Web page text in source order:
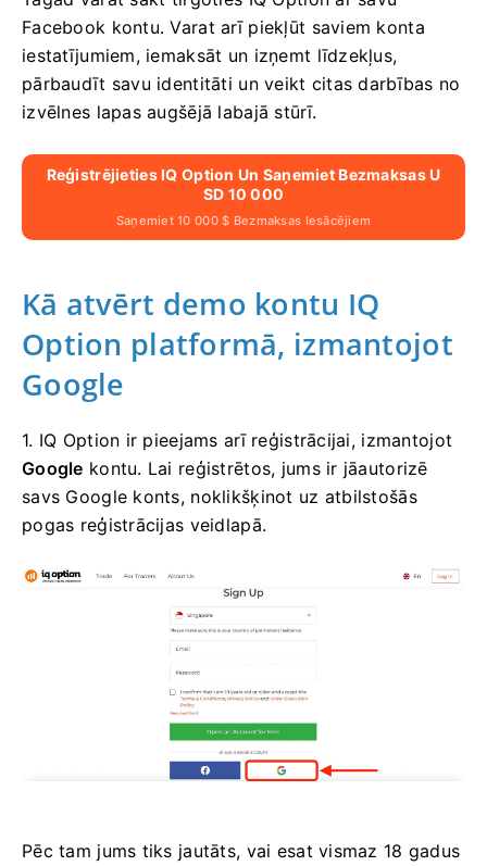
Facebook kontu. Varat arī piekļūt saviem konta
iestatījumiem, iemaksāt un izņemt līdzekļus,
pārbaudīt savu identitāti un veikt citas darbības no
izvēlnes lapas augšējā labajā stūrī.
Reģistrējieties IQ Option Un Saņemiet Bezmaksas U
SD 10 000
Saņemiet 10 000 $ Bezmaksas Iesācējiem
Kā atvērt demo kontu IQ
Option platformā, izmantojot
Google
1. IQ Option ir pieejams arī reģistrācijai, izmantojot
Google kontu. Lai reģistrētos, jums ir jāautorizē
savs Google konts, noklikšķinot uz atbilstošās
pogas reģistrācijas veidlapā.
Pēc tam jums tiks jautāts, vai esat vismaz 18 gadus